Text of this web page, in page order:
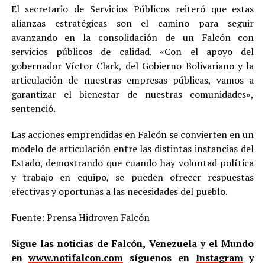
El secretario de Servicios Públicos reiteró que estas
alianzas estratégicas son el camino para seguir
avanzando en la consolidación de un Falcón con
servicios públicos de calidad. «Con el apoyo del
gobernador Víctor Clark, del Gobierno Bolivariano y la
articulación de nuestras empresas públicas, vamos a
garantizar el bienestar de nuestras comunidades»,
sentenció.
Las acciones emprendidas en Falcón se convierten en un
modelo de articulación entre las distintas instancias del
Estado, demostrando que cuando hay voluntad política
y trabajo en equipo, se pueden ofrecer respuestas
efectivas y oportunas a las necesidades del pueblo.
Fuente: Prensa Hidroven Falcón
Sigue las noticias de Falcón, Venezuela y el Mundo
enwww.notifalcon.com síguenos en Instagramy